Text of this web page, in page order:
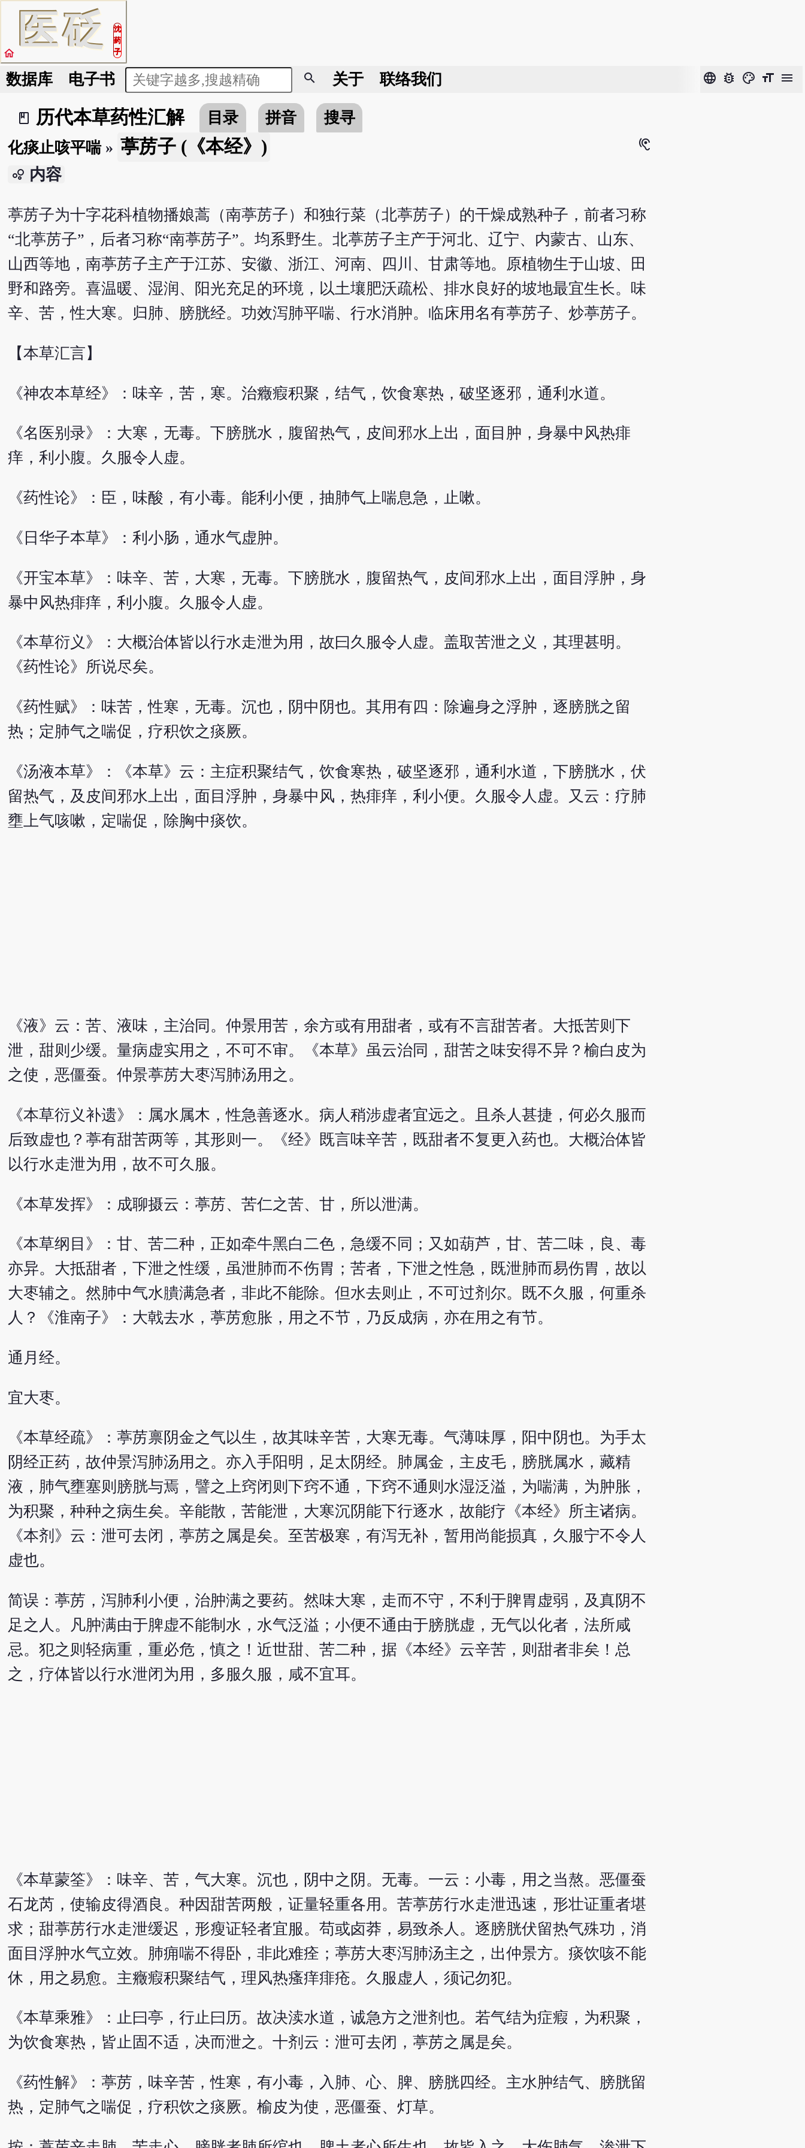
医砭
沈
药
子
home
数据库 电子书 search 关于 联络我们 language bug_report color_lens format_size menu
book_2
历代本草药性汇解 目录 拼音
搜寻
化痰止咳平喘» 葶苈子 (《本经》) hearing
bubble_chart 内容
葶苈子为十字花科植物播娘蒿（南葶苈子）和独行菜（北葶苈子）的干燥成熟种子，前者习称
“北葶苈子”，后者习称“南葶苈子”。均系野生。北葶苈子主产于河北、辽宁、内蒙古、山东、
山西等地，南葶苈子主产于江苏、安徽、浙江、河南、四川、甘肃等地。原植物生于山坡、田
野和路旁。喜温暖、湿润、阳光充足的环境，以土壤肥沃疏松、排水良好的坡地最宜生长。味
辛、苦，性大寒。归肺、膀胱经。功效泻肺平喘、行水消肿。临床用名有葶苈子、炒葶苈子。
【本草汇言】
《神农本草经》：味辛，苦，寒。治癥瘕积聚，结气，饮食寒热，破坚逐邪，通利水道。
《名医别录》：大寒，无毒。下膀胱水，腹留热气，皮间邪水上出，面目肿，身暴中风热痱
痒，利小腹。久服令人虚。
《药性论》：臣，味酸，有小毒。能利小便，抽肺气上喘息急，止嗽。
《日华子本草》：利小肠，通水气虚肿。
《开宝本草》：味辛、苦，大寒，无毒。下膀胱水，腹留热气，皮间邪水上出，面目浮肿，身
暴中风热痱痒，利小腹。久服令人虚。
《本草衍义》：大概治体皆以行水走泄为用，故曰久服令人虚。盖取苦泄之义，其理甚明。
《药性论》所说尽矣。
《药性赋》：味苦，性寒，无毒。沉也，阴中阴也。其用有四：除遍身之浮肿，逐膀胱之留
热；定肺气之喘促，疗积饮之痰厥。
《汤液本草》：《本草》云：主症积聚结气，饮食寒热，破坚逐邪，通利水道，下膀胱水，伏
留热气，及皮间邪水上出，面目浮肿，身暴中风，热痱痒，利小便。久服令人虚。又云：疗肺
壅上气咳嗽，定喘促，除胸中痰饮。
《液》云：苦、液味，主治同。仲景用苦，余方或有用甜者，或有不言甜苦者。大抵苦则下
泄，甜则少缓。量病虚实用之，不可不审。《本草》虽云治同，甜苦之味安得不异？榆白皮为
之使，恶僵蚕。仲景葶苈大枣泻肺汤用之。
《本草衍义补遗》：属水属木，性急善逐水。病人稍涉虚者宜远之。且杀人甚捷，何必久服而
后致虚也？葶有甜苦两等，其形则一。《经》既言味辛苦，既甜者不复更入药也。大概治体皆
以行水走泄为用，故不可久服。
《本草发挥》：成聊摄云：葶苈、苦仁之苦、甘，所以泄满。
《本草纲目》：甘、苦二种，正如牵牛黑白二色，急缓不同；又如葫芦，甘、苦二味，良、毒
亦异。大抵甜者，下泄之性缓，虽泄肺而不伤胃；苦者，下泄之性急，既泄肺而易伤胃，故以
大枣辅之。然肺中气水膭满急者，非此不能除。但水去则止，不可过剂尔。既不久服，何重杀
人？《淮南子》：大戟去水，葶苈愈胀，用之不节，乃反成病，亦在用之有节。
通月经。
宜大枣。
《本草经疏》：葶苈禀阴金之气以生，故其味辛苦，大寒无毒。气薄味厚，阳中阴也。为手太
阴经正药，故仲景泻肺汤用之。亦入手阳明，足太阴经。肺属金，主皮毛，膀胱属水，藏精
液，肺气壅塞则膀胱与焉，譬之上窍闭则下窍不通，下窍不通则水湿泛溢，为喘满，为肿胀，
为积聚，种种之病生矣。辛能散，苦能泄，大寒沉阴能下行逐水，故能疗《本经》所主诸病。
《本剂》云：泄可去闭，葶苈之属是矣。至苦极寒，有泻无补，暂用尚能损真，久服宁不令人
虚也。
简误：葶苈，泻肺利小便，治肿满之要药。然味大寒，走而不守，不利于脾胃虚弱，及真阴不
足之人。凡肿满由于脾虚不能制水，水气泛溢；小便不通由于膀胱虚，无气以化者，法所咸
忌。犯之则轻病重，重必危，慎之！近世甜、苦二种，据《本经》云辛苦，则甜者非矣！总
之，疗体皆以行水泄闭为用，多服久服，咸不宜耳。
《本草蒙筌》：味辛、苦，气大寒。沉也，阴中之阴。无毒。一云：小毒，用之当熬。恶僵蚕
石龙芮，使输皮得酒良。种因甜苦两般，证量轻重各用。苦葶苈行水走泄迅速，形壮证重者堪
求；甜葶苈行水走泄缓迟，形瘦证轻者宜服。苟或卤莽，易致杀人。逐膀胱伏留热气殊功，消
面目浮肿水气立效。肺痈喘不得卧，非此难痊；葶苈大枣泻肺汤主之，出仲景方。痰饮咳不能
休，用之易愈。主癥瘕积聚结气，理风热瘙痒痱疮。久服虚人，须记勿犯。
《本草乘雅》：止曰亭，行止曰历。故决渎水道，诚急方之泄剂也。若气结为症瘕，为积聚，
为饮食寒热，皆止固不适，决而泄之。十剂云：泄可去闭，葶苈之属是矣。
《药性解》：葶苈，味辛苦，性寒，有小毒，入肺、心、脾、膀胱四经。主水肿结气、膀胱留
热，定肺气之喘促，疗积饮之痰厥。榆皮为使，恶僵蚕、灯草。